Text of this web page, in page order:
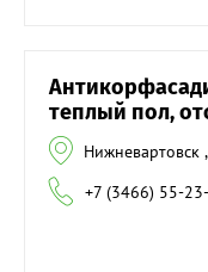
теплый пол,
Нижневартовск
+7 (3466) 55-